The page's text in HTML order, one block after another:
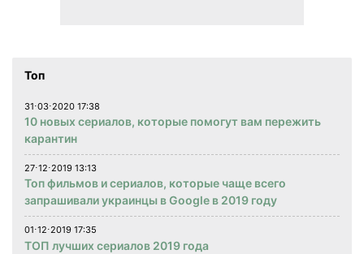
Топ
31⋅03⋅2020 17:38
10 новых сериалов, которые помогут вам пережить
карантин
27⋅12⋅2019 13:13
Топ фильмов и сериалов, которые чаще всего
запрашивали украинцы в Google в 2019 году
01⋅12⋅2019 17:35
ТОП лучших сериалов 2019 года